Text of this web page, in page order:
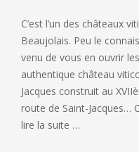
C’est l’un des châteaux
Beaujolais. Peu le
venu de vous en ouvrir
authentique château
Jacques construit au
route de Saint-Jacques…
lire la suite …